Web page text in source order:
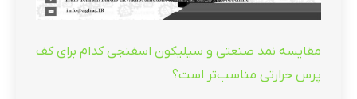
مقایسه نمد صنعتی و سیلیکون اسفنجی کدام برای کف
پرس حرارتی مناسب‌تر است؟